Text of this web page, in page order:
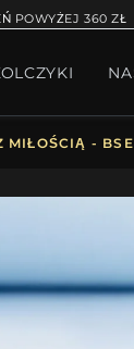
POWYŻEJ 360 ZŁ
NA NOGĘ
MIŁOŚCIĄ -